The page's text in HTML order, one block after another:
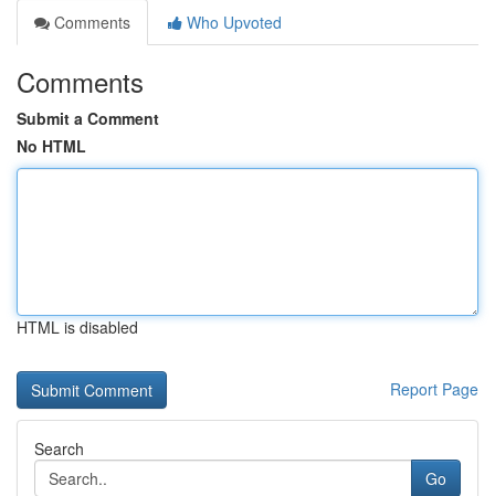
Comments
Who Upvoted
Comments
Submit a Comment
No HTML
HTML is disabled
Report Page
Search
Go